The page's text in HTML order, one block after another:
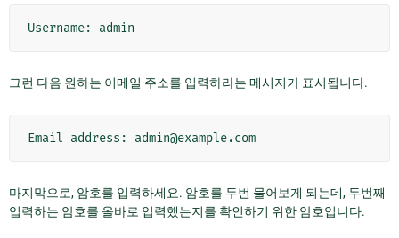
그런 다음 원하는 이메일 주소를 입력하라는 메시지가 표시됩니다.
마지막으로, 암호를 입력하세요. 암호를 두번 물어보게 되는데, 두번째
입력하는 암호를 올바로 입력했는지를 확인하기 위한 암호입니다.